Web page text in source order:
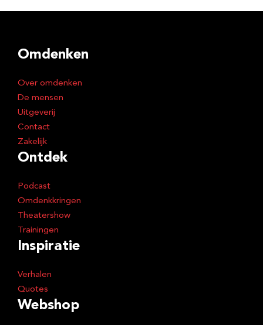
Omdenken
Over omdenken
De mensen
Uitgeverij
Contact
Zakelijk
Ontdek
Podcast
Omdenkkringen
Theatershow
Trainingen
Inspiratie
Verhalen
Quotes
Webshop